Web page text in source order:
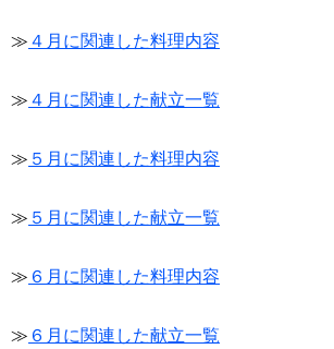
≫ ４月に関連した料理内容
≫ ４月に関連した献立一覧
≫ ５月に関連した料理内容
≫ ５月に関連した献立一覧
≫ ６月に関連した料理内容
≫ ６月に関連した献立一覧